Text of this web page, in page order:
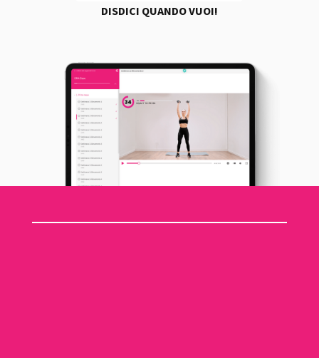
DISDICI QUANDO VUOI!